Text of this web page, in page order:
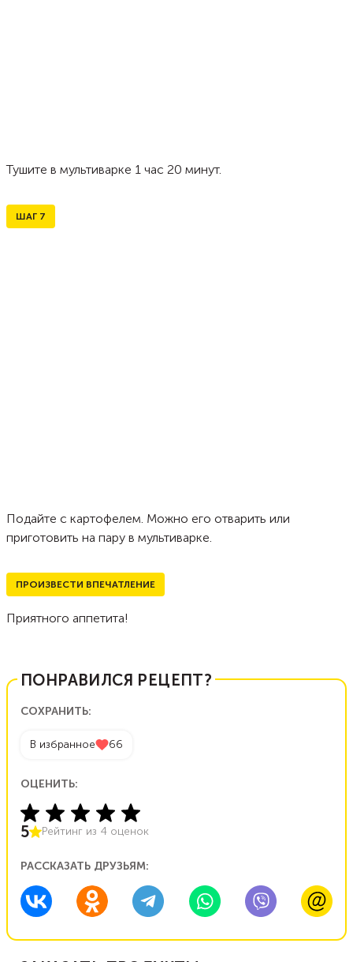
Тушите в мультиварке 1 час 20 минут.
ШАГ 7
Подайте с картофелем. Можно его отварить или
приготовить на пару в мультиварке.
ПРОИЗВЕСТИ ВПЕЧАТЛЕНИЕ
Приятного аппетита!
ПОНРАВИЛСЯ РЕЦЕПТ?
СОХРАНИТЬ:
В избранное 66
ОЦЕНИТЬ:
5 Рейтинг из 4 оценок
РАССКАЗАТЬ ДРУЗЬЯМ: